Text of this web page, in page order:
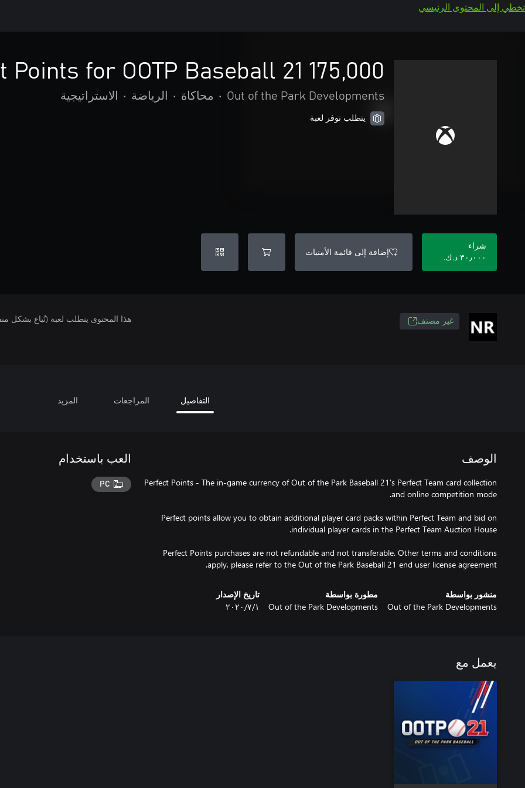
تخطي إلى المحتوى الرئيسي
175,000 Perfect Points for OOTP Baseball 21
Out of the Park Developments
• محاكاة • الرياضة • الاستراتيجية
يتطلب توفر لعبة
شراء
٣٠٫٠٠٠ د.ك.‏
إضافة إلى قائمة الأمنيات
غير مصنف هذا المحتوى يتطلب لعبة (تُباع بشكل
التفاصيل المراجعات المزيد
الوصف
Perfect Points - The in-game currency of Out of the Park Baseball 21's Perfect Team card collection
Perfect points allow you to obtain additional player card packs within Perfect Team and bid on
Perfect Points purchases are not refundable and not transferable. Other terms and conditions
apply, please refer to the Out of the Park Baseball 21 end user license agreement.
منشور بواسطة
Out of the Park Developments
مطورة بواسطة
Out of the Park Developments
تاريخ الإصدار
١‏/٧‏/٢٠٢٠
العب باستخدام
PC
يعمل مع